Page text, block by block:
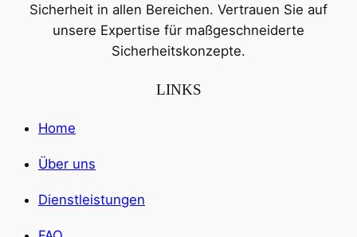
Sicherheit in allen Bereichen. Vertrauen Sie auf
unsere Expertise für maßgeschneiderte
Sicherheitskonzepte.
LINKS
Home
Über uns
Dienstleistungen